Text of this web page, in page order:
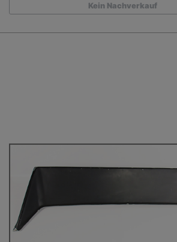
Kein Nachverkauf